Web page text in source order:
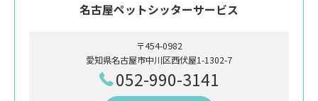
名古屋ペットシッターサービス
〒454-0982
愛知県名古屋市中川区西伏屋1-1302-7
052-990-3141